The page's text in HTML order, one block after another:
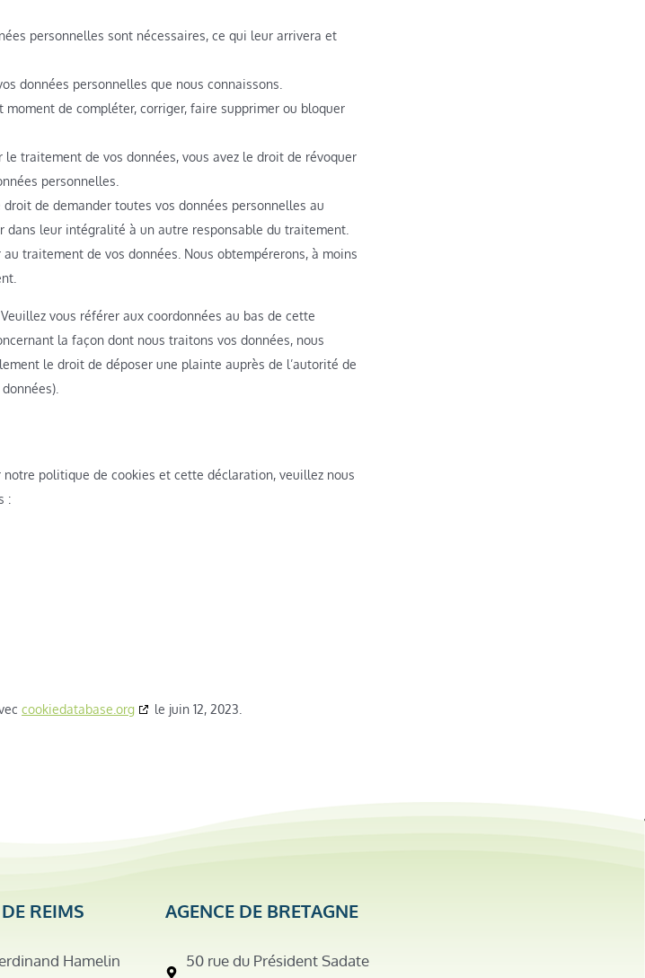
personnelles sont nécessaires, ce qui leur arrivera et
données personnelles que nous connaissons.
de compléter, corriger, faire supprimer ou bloquer
traitement de vos données, vous avez le droit de révoquer
personnelles.
de demander toutes vos données personnelles au
leur intégralité à un autre responsable du traitement.
traitement de vos données. Nous obtempérerons, à moins
vous référer aux coordonnées au bas de cette
la façon dont nous traitons vos données, nous
le droit de déposer une plainte auprès de l’autorité de
politique de cookies et cette déclaration, veuillez nous
:
cookiedatabase.org le juin 12, 2023.
REIMS
Hamelin
AGENCE DE BRETAGNE
50 rue du Président Sadate